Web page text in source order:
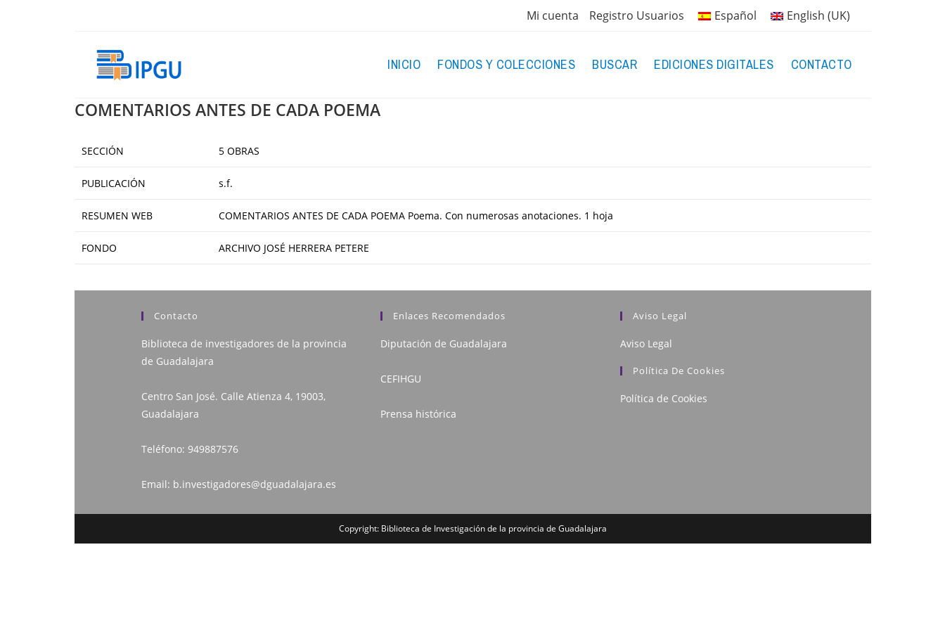
Mi cuenta Registro Usuarios Español English (UK)
INICIO FONDOS Y COLECCIONES BUSCAR EDICIONES DIGITALES CONTACTO
COMENTARIOS ANTES DE CADA POEMA
SECCIÓN 5 OBRAS
PUBLICACIÓN s.f.
RESUMEN WEB COMENTARIOS ANTES DE CADA POEMA Poema. Con numerosas anotaciones. 1 hoja
FONDO ARCHIVO JOSÉ HERRERA PETERE
Contacto
Biblioteca de investigadores de la provincia
de Guadalajara
Centro San José. Calle Atienza 4, 19003,
Guadalajara
Teléfono: 949887576
Email: b.investigadores@dguadalajara.es
Enlaces Recomendados
Diputación de Guadalajara
CEFIHGU
Prensa histórica
Aviso Legal
Aviso Legal
Política De Cookies
Política de Cookies
Copyright: Biblioteca de Investigación de la provincia de Guadalajara